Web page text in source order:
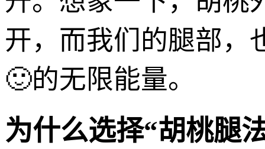
开，而我们的腿部，
🙂的无限能量。
为什么选择“胡桃腿